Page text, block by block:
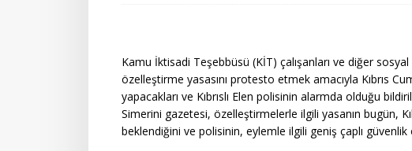
Kamu İktisadi Teşebbüsü (KİT) çalışanları ve diğer
özelleştirme yasasını protesto etmek amacıyla Kıbrıs
yapacakları ve Kıbrıslı Elen polisinin alarmda olduğu
Simerini gazetesi, özelleştirmelerle ilgili yasanın bugün,
beklendiğini ve polisinin, eylemle ilgili geniş çaplı güvenlik